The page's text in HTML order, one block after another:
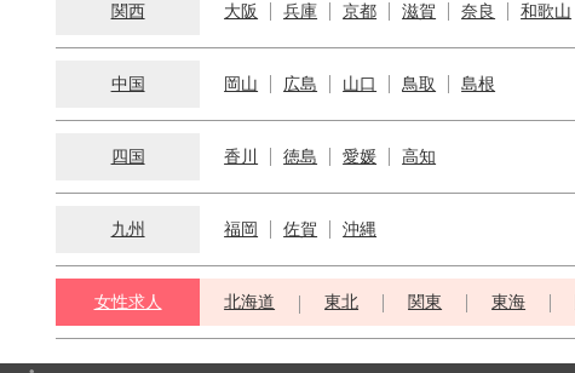
関西 大阪 兵庫 京都 滋賀 奈良 和歌山
中国 岡山 広島 山口 鳥取 島根
四国 香川 徳島 愛媛 高知
九州 福岡 佐賀 沖縄
女性求人 北海道 東北 関東 東海